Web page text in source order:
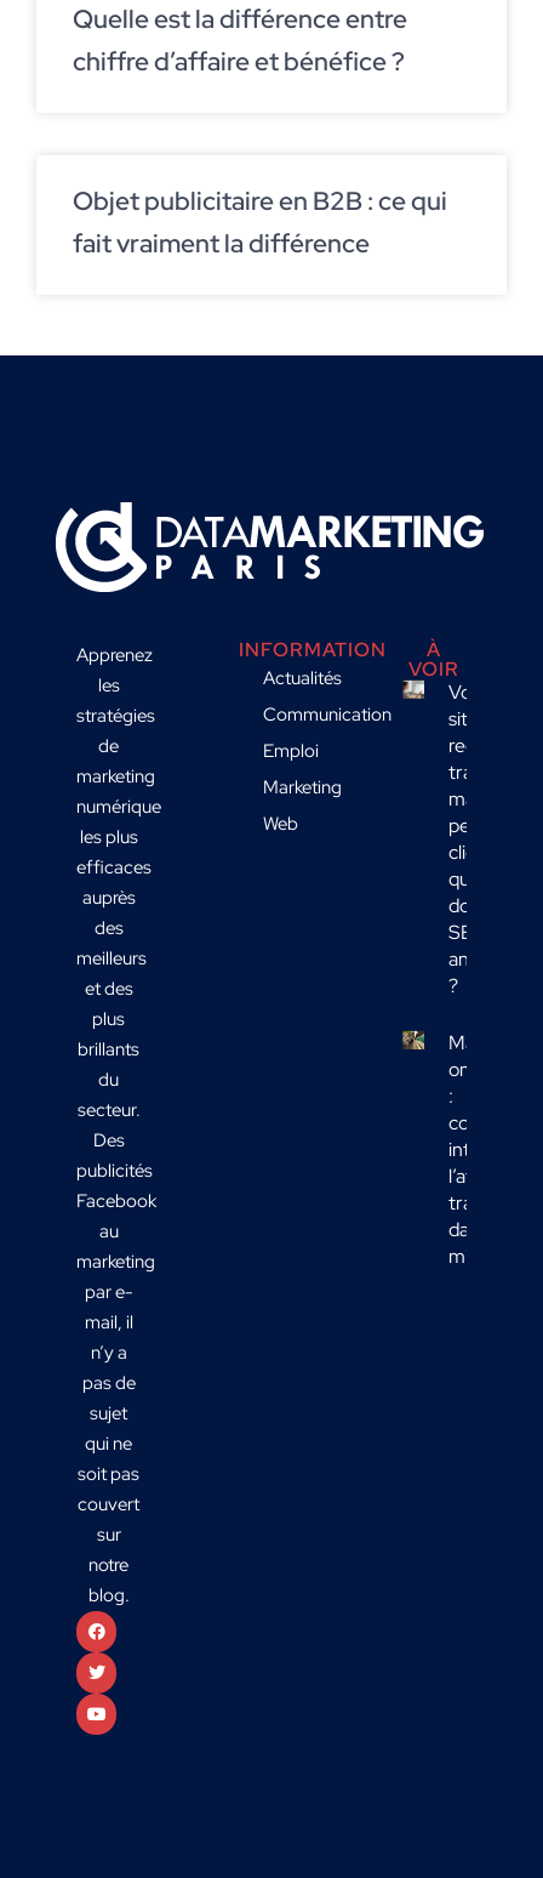
Quelle est la différence entre
chiffre d’affaire et bénéfice ?
Objet publicitaire en B2B : ce qui
fait vraiment la différence
Apprenez
les
stratégies
de
marketing
numérique
les plus
efficaces
auprès
des
meilleurs
et des
plus
brillants
du
secteur.
Des
publicités
Facebook
au
marketing
par e-
mail, il
n’y a
pas de
sujet
qui ne
soit pas
couvert
sur
notre
blog.
INFORMATION
Actualités
Communication
Emploi
Marketing
Web
À
VOIR
Votre
site
reçoit du
trafic
mais
peu de
clients :
quelles
données
SEO
analyser
?
Marketing
omnicanal
:
comment
intégrer
l’affichage
transport
dans votre
mix média